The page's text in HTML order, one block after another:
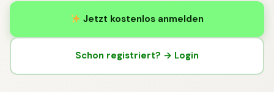
Jetzt kostenlos anmelden
Schon registriert? → Login